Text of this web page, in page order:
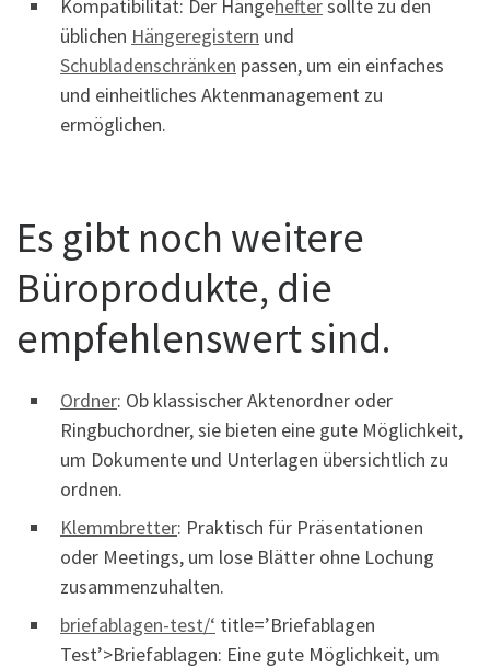
Kompatibilität: Der Hängeheftersollte zu den
üblichen Hängeregistern und
Schubladenschränken passen, um ein einfaches
und einheitliches Aktenmanagement zu
ermöglichen.
Es gibt noch weitere
Büroprodukte, die
empfehlenswert sind.
Ordner: Ob klassischer Aktenordner oder
Ringbuchordner, sie bieten eine gute Möglichkeit,
um Dokumente und Unterlagen übersichtlich zu
ordnen.
Klemmbretter: Praktisch für Präsentationen
oder Meetings, um lose Blätter ohne Lochung
zusammenzuhalten.
briefablagen-test/‘ title=’Briefablagen
Test’>Briefablagen: Eine gute Möglichkeit, um